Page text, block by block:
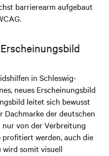
barrierearm aufgebaut
in Schleswig-
neues Erscheinungsbild
leitet sich bewusst
Dachmarke der deutschen
von der Verbreitung
profitiert werden, auch die
somit visuell